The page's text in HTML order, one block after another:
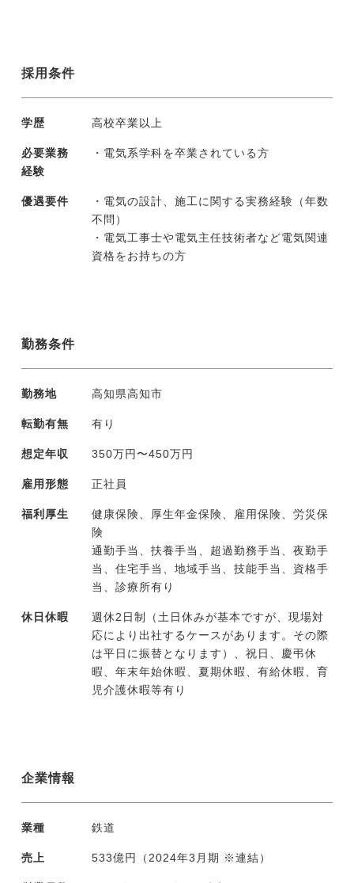
採用条件
学歴 高校卒業以上
必要業務
経験
・電気系学科を卒業されている方
優遇要件
・電気の設計、施工に関する実務経験（年数
不問）
・電気工事士や電気主任技術者など電気関連
資格をお持ちの方
勤務条件
勤務地 高知県高知市
転勤有無 有り
想定年収 350万円〜450万円
雇用形態 正社員
福利厚生
健康保険、厚生年金保険、雇用保険、労災保
険
通勤手当、扶養手当、超過勤務手当、夜勤手
当、住宅手当、地域手当、技能手当、資格手
当、診療所有り
休日休暇
週休2日制（土日休みが基本ですが、現場対
応により出社するケースがあります。その際
は平日に振替となります）、祝日、慶弔休
暇、年末年始休暇、夏期休暇、有給休暇、育
児介護休暇等有り
企業情報
業種 鉄道
売上 533億円（2024年3月期 ※連結）